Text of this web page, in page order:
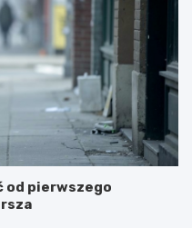
od pierwszego